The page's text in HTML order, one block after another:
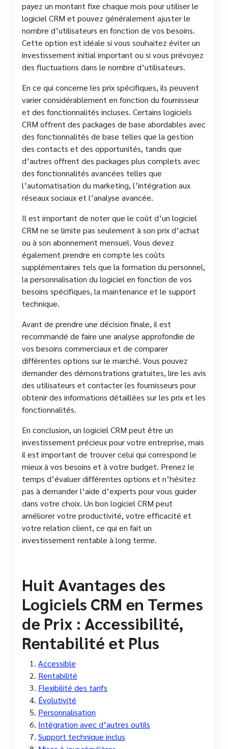
payez un montant fixe chaque mois pour utiliser le
logiciel CRM et pouvez généralement ajuster le
nombre d’utilisateurs en fonction de vos besoins.
Cette option est idéale si vous souhaitez éviter un
investissement initial important ou si vous prévoyez
des fluctuations dans le nombre d’utilisateurs.
En ce qui concerne les prix spécifiques, ils peuvent
varier considérablement en fonction du fournisseur
et des fonctionnalités incluses. Certains logiciels
CRM offrent des packages de base abordables avec
des fonctionnalités de base telles que la gestion
des contacts et des opportunités, tandis que
d’autres offrent des packages plus complets avec
des fonctionnalités avancées telles que
l’automatisation du marketing, l’intégration aux
réseaux sociaux et l’analyse avancée.
Il est important de noter que le coût d’un logiciel
CRM ne se limite pas seulement à son prix d’achat
ou à son abonnement mensuel. Vous devez
également prendre en compte les coûts
supplémentaires tels que la formation du personnel,
la personnalisation du logiciel en fonction de vos
besoins spécifiques, la maintenance et le support
technique.
Avant de prendre une décision finale, il est
recommandé de faire une analyse approfondie de
vos besoins commerciaux et de comparer
différentes options sur le marché. Vous pouvez
demander des démonstrations gratuites, lire les avis
des utilisateurs et contacter les fournisseurs pour
obtenir des informations détaillées sur les prix et les
fonctionnalités.
En conclusion, un logiciel CRM peut être un
investissement précieux pour votre entreprise, mais
il est important de trouver celui qui correspond le
mieux à vos besoins et à votre budget. Prenez le
temps d’évaluer différentes options et n’hésitez
pas à demander l’aide d’experts pour vous guider
dans votre choix. Un bon logiciel CRM peut
améliorer votre productivité, votre efficacité et
votre relation client, ce qui en fait un
investissement rentable à long terme.
Huit Avantages des
Logiciels CRM en Termes
de Prix : Accessibilité,
Rentabilité et Plus
Accessible
Rentabilité
Flexibilité des tarifs
Évolutivité
Personnalisation
Intégration avec d’autres outils
Support technique inclus